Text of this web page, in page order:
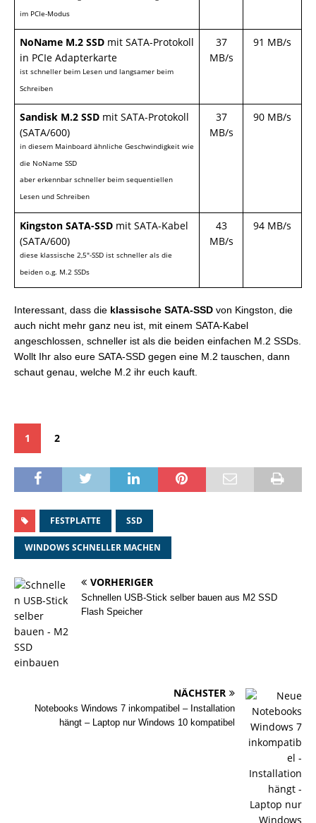
im PCIe-Modus
NoName M.2 SSD mit SATA-Protokoll
in PCIe Adapterkarte
ist schneller beim Lesen und langsamer beim
Schreiben
37
MB/s
91 MB/s
Sandisk M.2 SSD mit SATA-Protokoll
(SATA/600)
in diesem Mainboard ähnliche Geschwindigkeit wie
die NoName SSD
aber erkennbar schneller beim sequentiellen
Lesen und Schreiben
37
MB/s
90 MB/s
Kingston SATA-SSD mit SATA-Kabel
(SATA/600)
diese klassische 2,5″-SSD ist schneller als die
beiden o.g. M.2 SSDs
43
MB/s
94 MB/s
Interessant, dass die klassische SATA-SSD von Kingston, die
auch nicht mehr ganz neu ist, mit einem SATA-Kabel
angeschlossen, schneller ist als die beiden einfachen M.2 SSDs.
Wollt Ihr also eure SATA-SSD gegen eine M.2 tauschen, dann
schaut genau, welche M.2 ihr euch kauft.
1 2
FESTPLATTE SSD
WINDOWS SCHNELLER MACHEN
VORHERIGER
Schnellen USB-Stick selber bauen aus M2 SSD
Flash Speicher
NÄCHSTER
Notebooks Windows 7 inkompatibel – Installation
hängt – Laptop nur Windows 10 kompatibel